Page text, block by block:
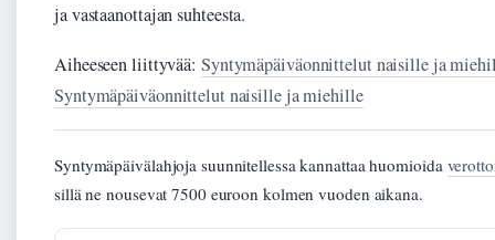
ja vastaanottajan suhteesta.
Aiheeseen liittyvää: Syntymäpäiväonnittelut naisille ja
Syntymäpäiväonnittelut naisille ja miehille
Syntymäpäivälahjoja suunnitellessa kannattaa huomioida
sillä ne nousevat 7500 euroon kolmen vuoden aikana.